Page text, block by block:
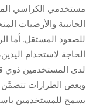
مستخدمي الكراسي
الجانبية والأرضيات
للصعود المستقل. أما
الحاجة لاستخدام
لدى المستخدمين ذوي
وبعض الطرازات تتضمَّن
يسمح للمستخدمين